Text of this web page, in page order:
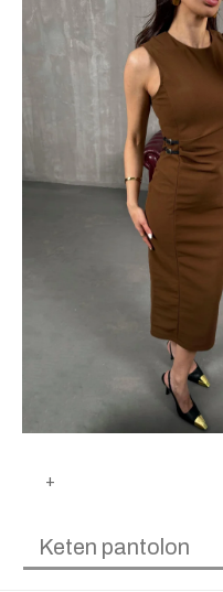
₺450,00
₺1.500,00